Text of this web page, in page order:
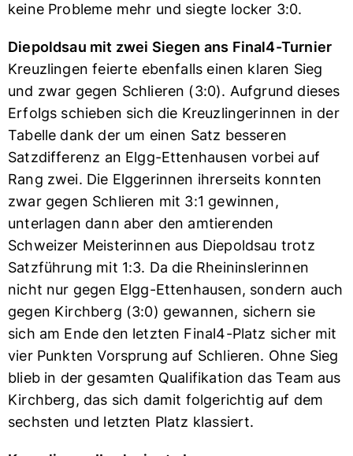
keine Probleme mehr und siegte locker 3:0.
Diepoldsau mit zwei Siegen ans Final4-Turnier
Kreuzlingen feierte ebenfalls einen klaren Sieg
und zwar gegen Schlieren (3:0). Aufgrund dieses
Erfolgs schieben sich die Kreuzlingerinnen in der
Tabelle dank der um einen Satz besseren
Satzdifferenz an Elgg-Ettenhausen vorbei auf
Rang zwei. Die Elggerinnen ihrerseits konnten
zwar gegen Schlieren mit 3:1 gewinnen,
unterlagen dann aber den amtierenden
Schweizer Meisterinnen aus Diepoldsau trotz
Satzführung mit 1:3. Da die Rheininslerinnen
nicht nur gegen Elgg-Ettenhausen, sondern auch
gegen Kirchberg (3:0) gewannen, sichern sie
sich am Ende den letzten Final4-Platz sicher mit
vier Punkten Vorsprung auf Schlieren. Ohne Sieg
blieb in der gesamten Qualifikation das Team aus
Kirchberg, das sich damit folgerichtig auf dem
sechsten und letzten Platz klassiert.